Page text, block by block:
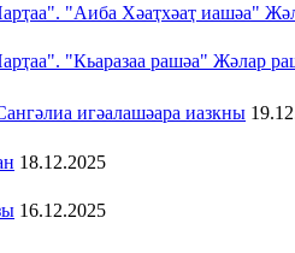
"Аиба Хәаҭхәаҭ иашәа"
"Кьаразаа рашәа" Жәлар
игәалашәара иазкны
18.12.2025
16.12.2025